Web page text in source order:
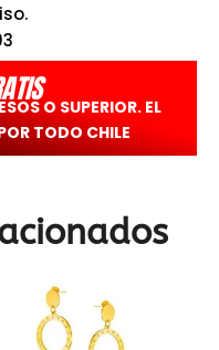
O SUPERIOR. EL
TODO CHILE